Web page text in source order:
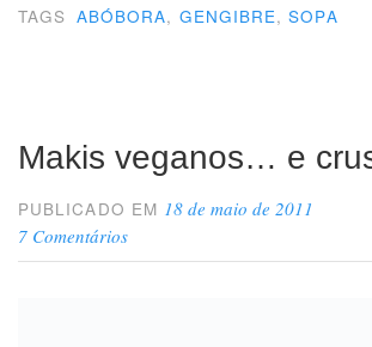
TAGS ABÓBORA, GENGIBRE,SOPA
Makis veganos… e
PUBLICADO EM 18 de maio de 2011
7 Comentários